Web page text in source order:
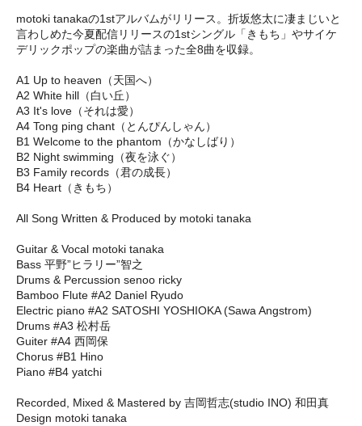
motoki tanakaの1stアルバムがリリース。折坂悠太に凄まじいと
言わしめた今夏配信リリースの1stシングル「きもち」やサイケ
デリックポップの楽曲が詰まった全8曲を収録。
A1 Up to heaven（天国へ）
A2 White hill（白い丘）
A3 It's love（それは愛）
A4 Tong ping chant（とんぴんしゃん）
B1 Welcome to the phantom（かなしばり）
B2 Night swimming（夜を泳ぐ）
B3 Family records（君の成長）
B4 Heart（きもち）
All Song Written & Produced by motoki tanaka
Guitar & Vocal motoki tanaka
Bass 平野”ヒラリー”智之
Drums & Percussion senoo ricky
Bamboo Flute #A2 Daniel Ryudo
Electric piano #A2 SATOSHI YOSHIOKA (Sawa Angstrom)
Drums #A3 松村岳
Guiter #A4 西岡保
Chorus #B1 Hino
Piano #B4 yatchi
Recorded, Mixed & Mastered by 吉岡哲志(studio INO) 和田真
Design motoki tanaka